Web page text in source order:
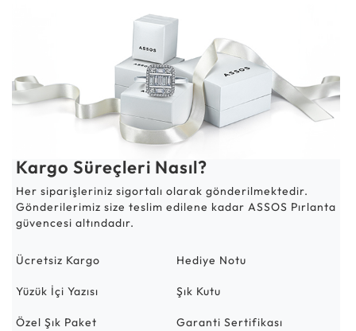
Kargo Süreçleri Nasıl?
Her siparişleriniz sigortalı olarak gönderilmektedir.
Gönderilerimiz size teslim edilene kadar ASSOS Pırlanta
güvencesi altındadır.
Ücretsiz Kargo Hediye Notu
Yüzük İçi Yazısı Şık Kutu
Özel Şık Paket Garanti Sertifikası